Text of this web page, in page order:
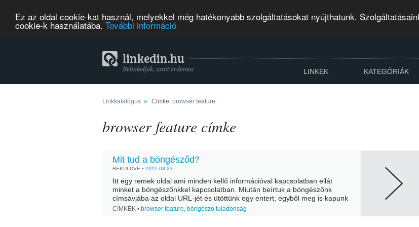
Ez az oldal cookie-kat használ, melyekkel még hatékonyabb szolgáltatásokat nyújthatunk.
cookie-k használatába. További információ
LINKEK KATEGÓRIÁK
Linkkatalógus » Cimke: browser feature
browser feature címke
Mit tud a böngésződ?
BEKÜLDVE • 2015-03-23
Itt egy remek oldal ami minden kellő információval kapcsolatban ellát
minket a böngészőnkkel kapcsolatban. Miután beírtuk a böngészőnk
címsávjába az oldal URL-jét és ütöttünk egy entert, egyből meg is kapunk
szinte minden fontos információt a...
CÍMKÉK • browser feature, böngésző tuladonság